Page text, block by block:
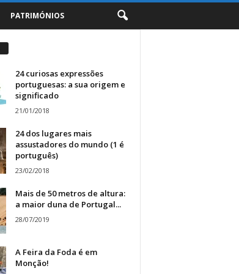
PATRIMÓNIOS
24 curiosas expressões
portuguesas: a sua origem e
significado
21/01/2018
24 dos lugares mais
assustadores do mundo (1 é
português)
23/02/2018
Mais de 50 metros de altura:
a maior duna de Portugal...
28/07/2019
A Feira da Foda é em
Monção!